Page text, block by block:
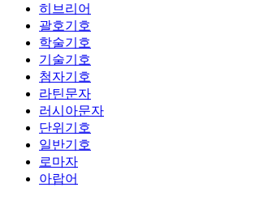
히브리어
괄호기호
학술기호
기술기호
첨자기호
라틴문자
러시아문자
단위기호
일반기호
로마자
아랍어